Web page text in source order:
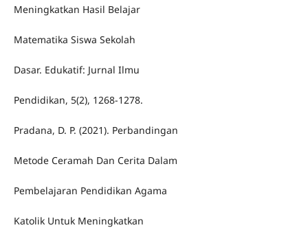
Meningkatkan Hasil Belajar
Matematika Siswa Sekolah
Dasar. Edukatif: Jurnal Ilmu
Pendidikan, 5(2), 1268-1278.
Pradana, D. P. (2021). Perbandingan
Metode Ceramah Dan Cerita Dalam
Pembelajaran Pendidikan Agama
Katolik Untuk Meningkatkan